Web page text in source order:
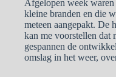
Afgelopen week
kleine branden en die
meteen aangepakt. De
kan me voorstellen dat
gespannen de
omslag in het weer,